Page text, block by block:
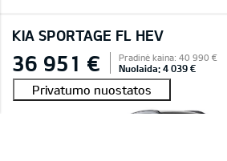
KIA SPORTAGE FL HEV
36 951 € Pradinė kaina: 40 990 €
Nuolaida: 4 039 €